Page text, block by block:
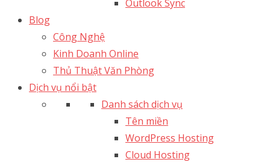
Outlook Sync
Blog
Công Nghệ
Kinh Doanh Online
Thủ Thuật Văn Phòng
Dịch vụ nổi bật
Danh sách dịch vụ
Tên miền
WordPress Hosting
Cloud Hosting